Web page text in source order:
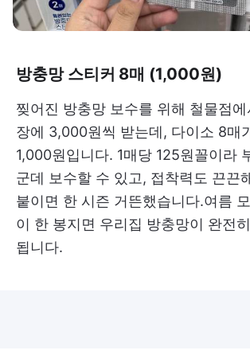
방충망 스티커 8매 (1,000원)
찢어진 방충망 보수를 위해 철물점
장에 3,000원씩 받는데, 다이소 8매
1,000원입니다. 1매당 125원꼴이라
군데 보수할 수 있고, 접착력도 끈끈
붙이면 한 시즌 거뜬했습니다.여름
이 한 봉지면 우리집 방충망이 완전
됩니다.